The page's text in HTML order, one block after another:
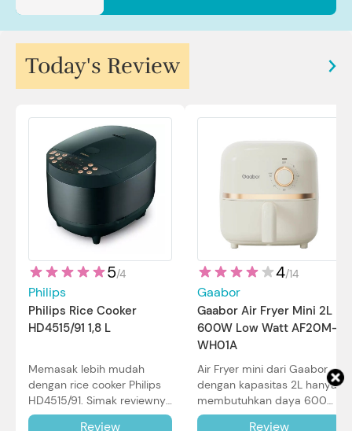
Today's Review
5/4
Philips
Philips Rice Cooker
HD4515/91 1,8 L
Memasak lebih mudah
dengan rice cooker Philips
HD4515/91. Simak reviewnya
di sini.
Review
4/14
Gaabor
Gaabor Air Fryer Mini 2L
600W Low Watt AF20M-
WH01A
Air Fryer mini dari Gaabor
dengan kapasitas 2L hanya
membutuhkan daya 600W
dalam pemakaian. Simak
Review